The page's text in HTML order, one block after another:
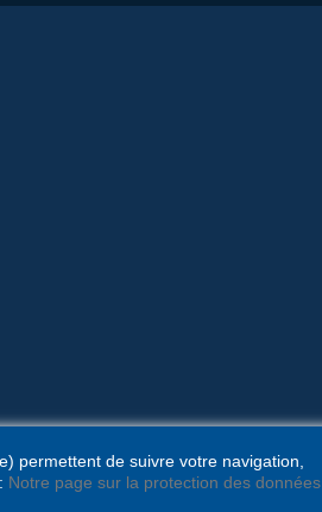
permettent de suivre votre navigation,
Notre page sur la protection des données